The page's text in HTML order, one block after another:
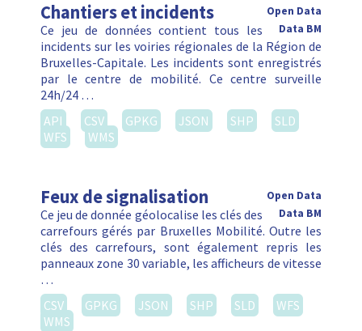
Chantiers et incidents
Open Data
Data BM
Ce jeu de données contient tous les
incidents sur les voiries régionales de la Région de
Bruxelles-Capitale. Les incidents sont enregistrés
par le centre de mobilité. Ce centre surveille
24h/24 …
API
CSV GPKG JSON SHP
SLD
WFS
WMS
Feux de signalisation
Open Data
Data BM
Ce jeu de donnée géolocalise les clés des
carrefours gérés par Bruxelles Mobilité. Outre les
clés des carrefours, sont également repris les
panneaux zone 30 variable, les afficheurs de vitesse
…
CSV
GPKG JSON SHP SLD
WFS
WMS